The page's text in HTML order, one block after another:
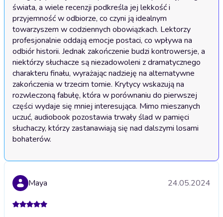
świata, a wiele recenzji podkreśla jej lekkość i
przyjemność w odbiorze, co czyni ją idealnym
towarzyszem w codziennych obowiązkach. Lektorzy
profesjonalnie oddają emocje postaci, co wpływa na
odbiór historii. Jednak zakończenie budzi kontrowersje, a
niektórzy słuchacze są niezadowoleni z dramatycznego
charakteru finału, wyrażając nadzieję na alternatywne
zakończenia w trzecim tomie. Krytycy wskazują na
rozwleczoną fabułę, która w porównaniu do pierwszej
części wydaje się mniej interesująca. Mimo mieszanych
uczuć, audiobook pozostawia trwały ślad w pamięci
słuchaczy, którzy zastanawiają się nad dalszymi losami
bohaterów.
Maya 24.05.2024